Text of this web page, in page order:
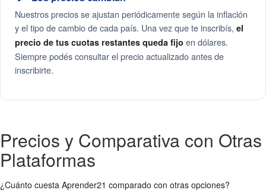
Nuestros precios se ajustan periódicamente según la inflación
y el tipo de cambio de cada país. Una vez que te inscribís, el
precio de tus cuotas restantes queda fijo en dólares.
Siempre podés consultar el precio actualizado antes de
inscribirte.
Precios y Comparativa con Otras
Plataformas
¿Cuánto cuesta Aprender21 comparado con otras opciones?